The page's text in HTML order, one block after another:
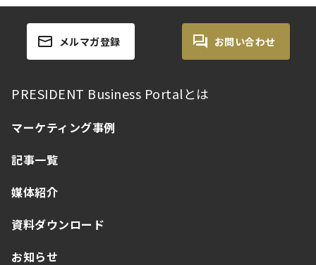
メルマガ登録 お問い合わせ
PRESIDENT Business Portalとは
マーケティング事例
記事一覧
媒体紹介
資料ダウンロード
お知らせ